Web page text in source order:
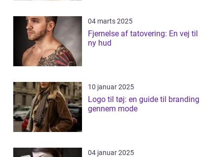
04 marts 2025
Fjernelse af tatovering: En vej til
ny hud
10 januar 2025
Logo til tøj: en guide til branding
gennem mode
04 januar 2025